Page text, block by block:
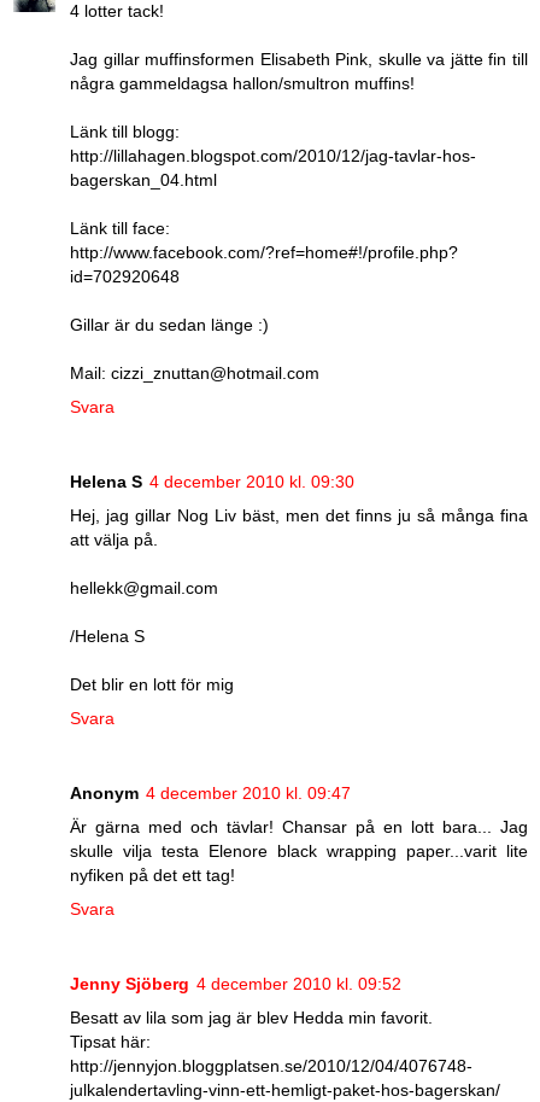
4 lotter tack!
Jag gillar muffinsformen Elisabeth Pink, skulle va jätte fin till
några gammeldagsa hallon/smultron muffins!
Länk till blogg:
http://lillahagen.blogspot.com/2010/12/jag-tavlar-hos-
bagerskan_04.html
Länk till face:
http://www.facebook.com/?ref=home#!/profile.php?
id=702920648
Gillar är du sedan länge :)
Mail: cizzi_znuttan@hotmail.com
Svara
Helena S 4 december 2010 kl. 09:30
Hej, jag gillar Nog Liv bäst, men det finns ju så många fina
att välja på.
hellekk@gmail.com
/Helena S
Det blir en lott för mig
Svara
Anonym 4 december 2010 kl. 09:47
Är gärna med och tävlar! Chansar på en lott bara... Jag
skulle vilja testa Elenore black wrapping paper...varit lite
nyfiken på det ett tag!
Svara
Jenny Sjöberg 4 december 2010 kl. 09:52
Besatt av lila som jag är blev Hedda min favorit.
Tipsat här:
http://jennyjon.bloggplatsen.se/2010/12/04/4076748-
julkalendertavling-vinn-ett-hemligt-paket-hos-bagerskan/